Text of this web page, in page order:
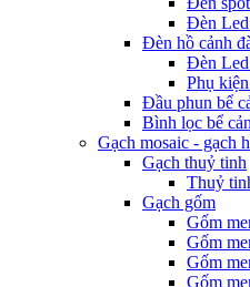
Đèn
Đèn hồ cảnh
Đèn
Phụ
Đầu phun bể
Bình lọc bể
Gạch mosaic - gạch
Gạch thuỷ tinh
Thuỷ
Gạch gốm
Gốm
Gốm
Gốm
Gốm